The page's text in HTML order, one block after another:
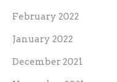
February 2022
January 2022
December 2021